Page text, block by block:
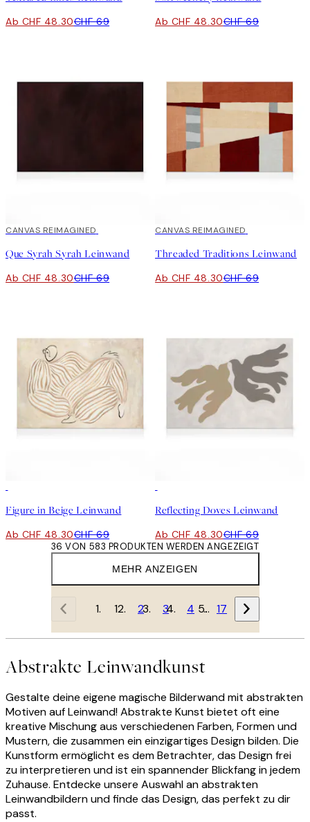
Ab CHF 48.30CHF 69 Ab CHF 48.30CHF 69
30%*
CANVAS REIMAGINED
Que Syrah Syrah Leinwand
Ab CHF 48.30CHF 69
30%*
CANVAS REIMAGINED
Threaded Traditions Leinwand
Ab CHF 48.30CHF 69
Figure in Beige Leinwand
Ab CHF 48.30CHF 69
Reflecting Doves Leinwand
Ab CHF 48.30CHF 69
MEHR ANZEIGEN
36 VON 583 PRODUKTEN WERDEN ANGEZEIGT
1 2 3 4 … 17
Abstrakte Leinwandkunst
Gestalte deine eigene magische Bilderwand mit abstrakten
Motiven auf Leinwand! Abstrakte Kunst bietet oft eine
kreative Mischung aus verschiedenen Farben, Formen und
Mustern, die zusammen ein einzigartiges Design bilden. Die
Kunstform ermöglicht es dem Betrachter, das Design frei
zu interpretieren und ist ein spannender Blickfang in jedem
Zuhause. Entdecke unsere Auswahl an abstrakten
Leinwandbildern und finde das Design, das perfekt zu dir
passt.